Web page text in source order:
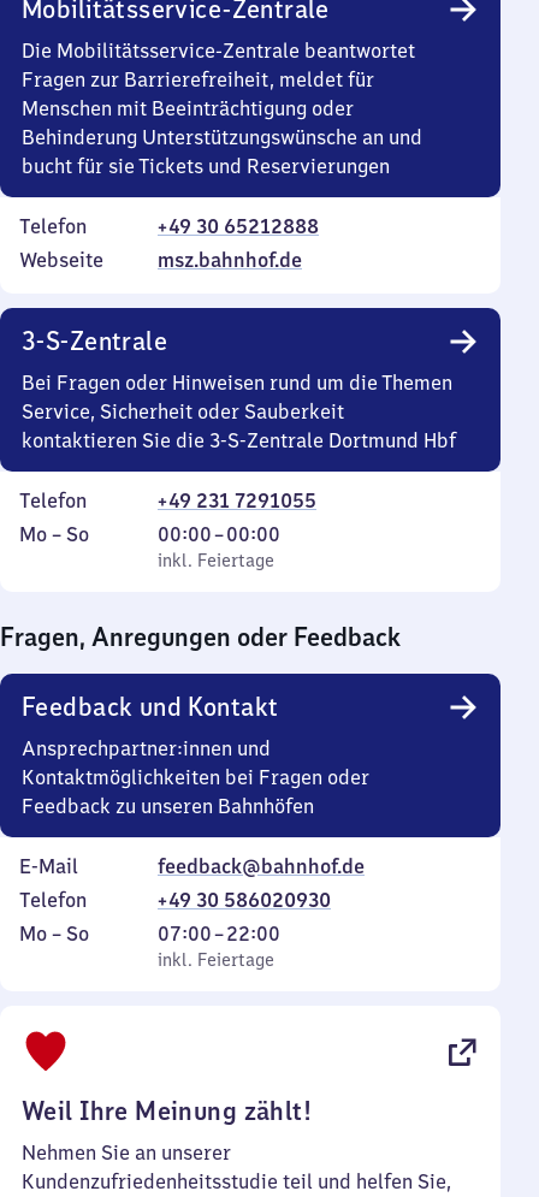
Mobilitätsservice-Zentrale
Die Mobilitätsservice-Zentrale beantwortet
Fragen zur Barrierefreiheit, meldet für
Menschen mit Beeinträchtigung oder
Behinderung Unterstützungswünsche an und
bucht für sie Tickets und Reservierungen
Telefon
+49 30 65212888
Webseite
msz.bahnhof.de
3-S-Zentrale
Bei Fragen oder Hinweisen rund um die Themen
Service, Sicherheit oder Sauberkeit
kontaktieren Sie die 3-S-Zentrale Dortmund Hbf
Telefon
+49 231 7291055
Montag
Mo – So,
inkl. Feiertage
00:00–00:00
Von
0
0
Uhr
inkl. Feiertage
Fragen, Anregungen oder Feedback
Feedback und Kontakt
Ansprechpartner:innen und
Kontaktmöglichkeiten bei Fragen oder
Feedback zu unseren Bahnhöfen
E-Mail
feedback@bahnhof.de
Telefon
+49 30 586020930
Montag
Mo – So,
inkl. Feiertage
07:00–22:00
Von
7
inkl. Feiertage
Weil Ihre Meinung zählt!
Nehmen Sie an unserer
Kundenzufriedenheitsstudie teil und helfen Sie,